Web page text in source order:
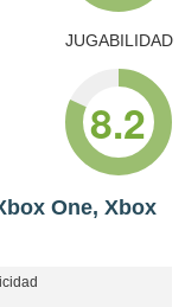
JUGABILIDAD
8.2
One, Xbox